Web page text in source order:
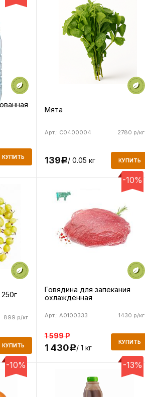
КУПИТЬ
Мята
2780 р/кг
Арт.: C0400004
139Р/ 0.05 кг КУПИТЬ
899 р/кг
КУПИТЬ
-10%
Говядина для запекания
охлажденная
1430 р/кг
Арт.: A0100333
1 599Р
1 430Р/ 1 кг
КУПИТЬ
-10% -13%